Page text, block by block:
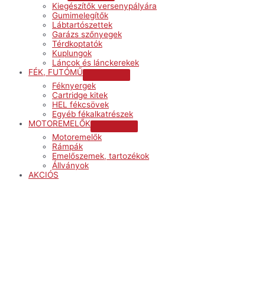
Toggle
Kiegészítők versenypályára
Gumimelegítők
Lábtartószettek
Garázs szőnyegek
Térdkoptatók
Kuplungok
Láncok és lánckerekek
FÉK, FUTÓMŰ
Féknyergek
Cartridge kitek
HEL fékcsövek
Egyéb fékalkatrészek
MOTOREMELŐK
Motoremelők
Rámpák
Emelőszemek, tartozékok
Állványok
AKCIÓS